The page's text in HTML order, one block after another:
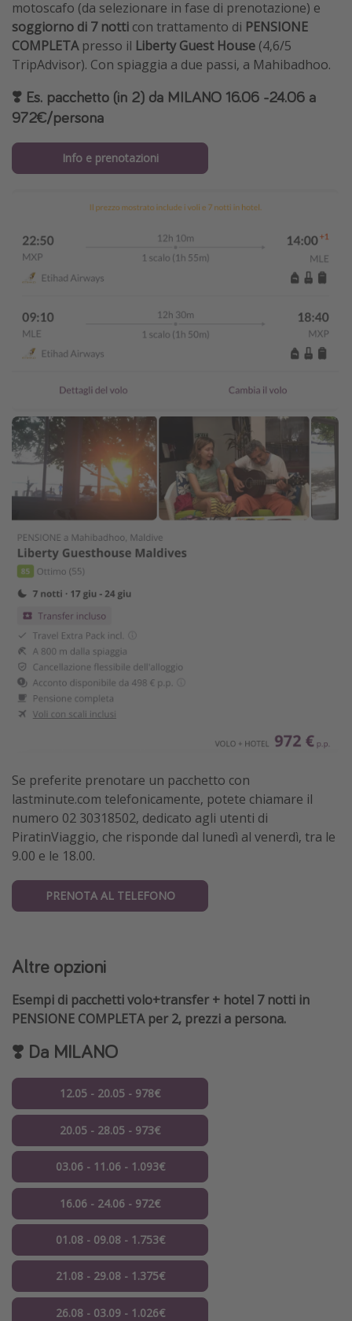
motoscafo (da selezionare in fase di prenotazione) e
soggiorno di 7 notti con trattamento di PENSIONE
COMPLETApresso il Liberty Guest House (4,6/5
TripAdvisor). Con spiaggia a due passi, a Mahibadhoo.
❣️ Es. pacchetto (in 2) da MILANO 16.06 -24.06 a
972€/persona
Info e prenotazioni
Se preferite prenotare un pacchetto con
lastminute.com telefonicamente, potete chiamare il
numero 02 30318502, dedicato agli utenti di
PiratinViaggio, che risponde dal lunedì al venerdì, tra le
9.00 e le 18.00.
PRENOTA AL TELEFONO
Altre opzioni
Esempi di pacchetti volo+transfer + hotel 7 notti in
PENSIONE COMPLETA per 2, prezzi a persona.
❣️ Da MILANO
12.05 - 20.05 - 978€
20.05 - 28.05 - 973€
03.06 - 11.06 - 1.093€
16.06 - 24.06 - 972€
01.08 - 09.08 - 1.753€
21.08 - 29.08 - 1.375€
26.08 - 03.09 - 1.026€